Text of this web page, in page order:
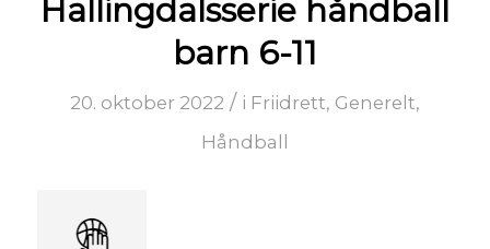
Hallingdalsserie håndball
barn 6-11
20. oktober 2022 / i Friidrett, Generelt,
Håndball